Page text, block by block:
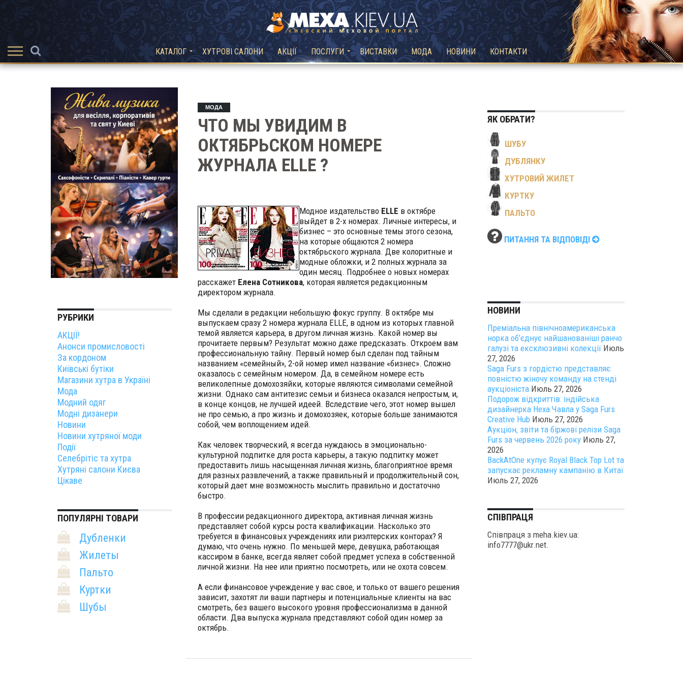
КАТАЛОГ ХУТРОВІ САЛОНИ АКЦІЇ ПОСЛУГИ ВИСТАВКИ МОДА НОВИНИ КОНТАКТИ
МОДА
ЧТО МЫ УВИДИМ В
ОКТЯБРЬСКОМ НОМЕРЕ
ЖУРНАЛА ELLE ?
Модное издательство ELLE в октябре
выйдет в 2-х номерах. Личные интересы, и
бизнес – это основные темы этого сезона,
на которые общаются 2 номера
октябрьского журнала. Две колоритные и
модные обложки, и 2 полных журнала за
один месяц. Подробнее о новых номерах
расскажет Елена Сотникова, которая является редакционным
директором журнала.
Мы сделали в редакции небольшую фокус группу. В октябре мы
выпускаем сразу 2 номера журнала ELLE, в одном из которых главной
темой является карьера, в другом личная жизнь. Какой номер вы
прочитаете первым? Результат можно даже предсказать. Откроем вам
профессиональную тайну. Первый номер был сделан под тайным
названием «семейный», 2-ой номер имел название «бизнес». Сложно
оказалось с семейным номером. Да, в семейном номере есть
великолепные домохозяйки, которые являются символами семейной
жизни. Однако сам антитезис семьи и бизнеса оказался непростым, и,
в конце концов, не лучшей идеей. Вследствие чего, этот номер вышел
не про семью, а про жизнь и домохозяек, которые больше занимаются
собой, чем воплощением идей.
Как человек творческий, я всегда нуждаюсь в эмоционально-
культурной подпитке для роста карьеры, а такую подпитку может
предоставить лишь насыщенная личная жизнь, благоприятное время
для разных развлечений, а также правильный и продолжительный сон,
который дает мне возможность мыслить правильно и достаточно
быстро.
В профессии редакционного директора, активная личная жизнь
представляет собой курсы роста квалификации. Насколько это
требуется в финансовых учреждениях или риэлтерских конторах? Я
думаю, что очень нужно. По меньшей мере, девушка, работающая
кассиром в банке, всегда являет собой предмет успеха в собственной
личной жизни. На нее или приятно посмотреть, или не охота совсем.
А если финансовое учреждение у вас свое, и только от вашего решения
зависит, захотят ли ваши партнеры и потенциальные клиенты на вас
смотреть, без вашего высокого уровня профессионализма в данной
области. Два выпуска журнала представляют собой один номер за
октябрь.
РУБРИКИ
АКЦІЇ!
Анонси промисловості
За кордоном
Київські бутіки
Магазини хутра в Україні
Мода
Модний одяг
Модні дизанери
Новини
Новини хутряної моди
Події
Селебрітіс та хутра
Хутряні салони Києва
Цікаве
ПОПУЛЯРНІ ТОВАРИ
Дубленки
Жилеты
Пальто
Куртки
Шубы
ЯК ОБРАТИ?
ШУБУ
ДУБЛЯНКУ
ХУТРОВИЙ ЖИЛЕТ
КУРТКУ
ПАЛЬТО
ПИТАННЯ ТА ВІДПОВІДІ
НОВИНИ
Преміальна північноамериканська
норка об’єднує найшанованіші ранчо
галузі та ексклюзивні колекції Июль
27, 2026
Saga Furs з гордістю представляє:
повністю жіночу команду на стенді
аукціоніста Июль 27, 2026
Подорож відкриттів: індійська
дизайнерка Неха Чавла у Saga Furs
Creative Hub Июль 27, 2026
Аукціон, звіти та біржові релізи Saga
Furs за червень 2026 року Июль 27,
2026
BackAtOne купує Royal Black Top Lot та
запускає рекламну кампанію в Китаї
Июль 27, 2026
СПІВПРАЦЯ
Співпраця з meha.kiev.ua:
info7777@ukr.net.